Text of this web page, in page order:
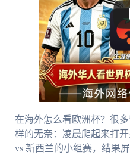
在海外怎么看欧洲杯？很
样的无奈：凌晨爬起来打
vs 新西兰的小组赛，结果